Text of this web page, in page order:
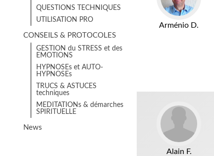
QUESTIONS TECHNIQUES
UTILISATION PRO
CONSEILS & PROTOCOLES
GESTION du STRESS et des
EMOTIONS
HYPNOSEs et AUTO-
HYPNOSEs
TRUCS & ASTUCES
techniques
MEDITATIONs & démarches
SPIRITUELLE
News
Arménio D.
Alain F.